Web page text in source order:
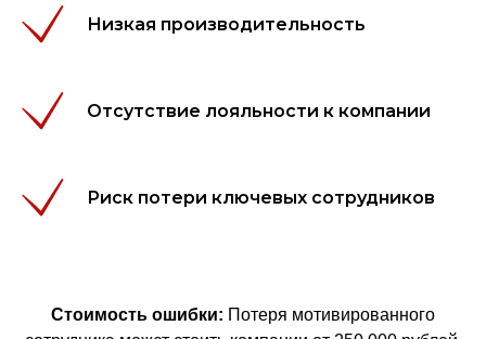
Низкая производительность
Отсутствие лояльности к компании
Риск потери ключевых сотрудников
Стоимость ошибки: Потеря мотивированного